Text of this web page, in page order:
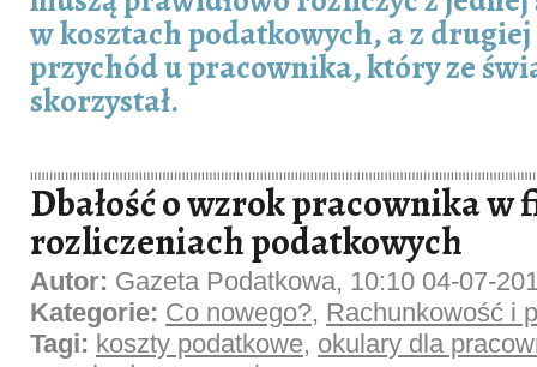
w kosztach podatkowych, a z
przychód u pracownika, który ze
skorzystał.
Dbałość o wzrok pracownika w
rozliczeniach podatkowych
Autor: Gazeta Podatkowa, 10:10 04-07-
Kategorie: Co nowego?, Rachunkowość i
Tagi: koszty podatkowe, okulary dla